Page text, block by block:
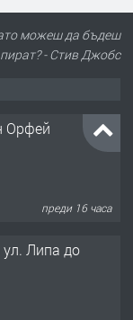
можеш да бъдеш
пират? - Стив Джобс
Орфей
преди 16 часа
Липа до